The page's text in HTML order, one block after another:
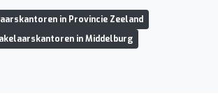
in Provincie Zeeland
in Middelburg